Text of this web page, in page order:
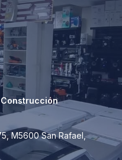
Construcción
M5600 San Rafael,